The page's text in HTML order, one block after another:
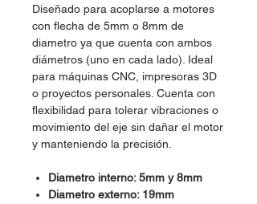
Diseñado para acoplarse a motores
con flecha de 5mm o 8mm de
diametro ya que cuenta con ambos
diámetros (uno en cada lado). Ideal
para máquinas CNC, impresoras 3D
o proyectos personales. Cuenta con
flexibilidad para tolerar vibraciones o
movimiento del eje sin dañar el motor
y manteniendo la precisión.
Diametro interno: 5mm y 8mm
Diametro externo: 19mm